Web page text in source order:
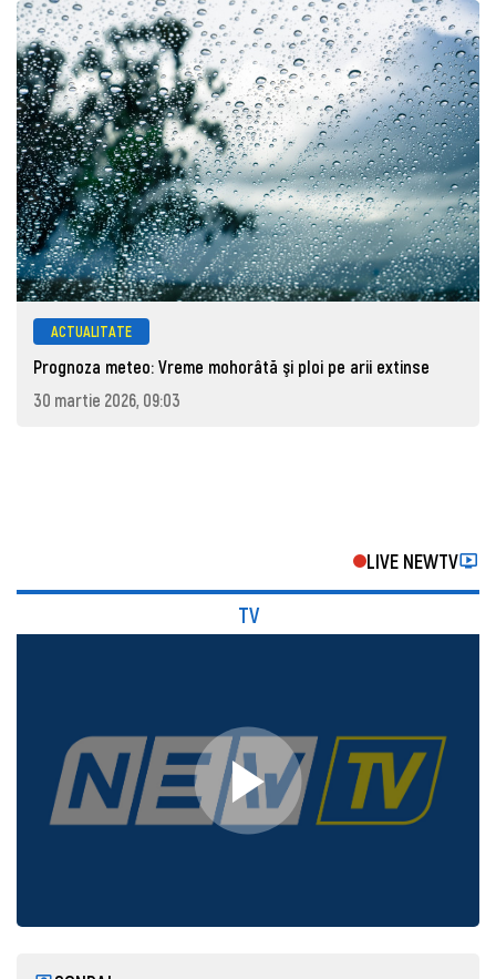
ACTUALITATE
Prognoza meteo: Vreme mohorâtă şi ploi pe arii extinse
30 martie 2026, 09:03
LIVE NEWTV
TV